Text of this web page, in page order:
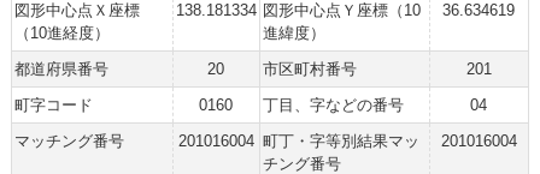
図形中心点Ｘ座標
（10進経度）
138.181334 図形中心点Ｙ座標（10
進緯度）
36.634619
都道府県番号 20 市区町村番号
201
町字コード
0160 丁目、字などの番号
04
マッチング番号
201016004 町丁・字等別結果マッ
チング番号
201016004